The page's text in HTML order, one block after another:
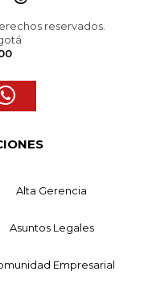
reservados.
Alta Gerencia
Asuntos Legales
Empresarial